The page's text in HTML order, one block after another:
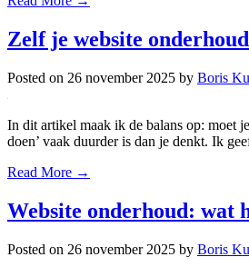
Zelf je website
Posted on 26 november 2025 by Boris
In dit artikel maak ik de balans op: moet
doen’ vaak duurder is dan je denkt. Ik
Read More →
Website onderhoud: wat
Posted on 26 november 2025 by Boris